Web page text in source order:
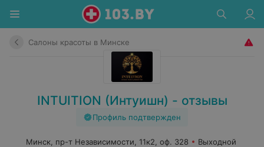
Салоны красоты в Минске
INTUITION (Интуишн) - отзывы
Профиль подтвержден
Минск, пр-т Независимости, 11к2, оф. 328
Выходной